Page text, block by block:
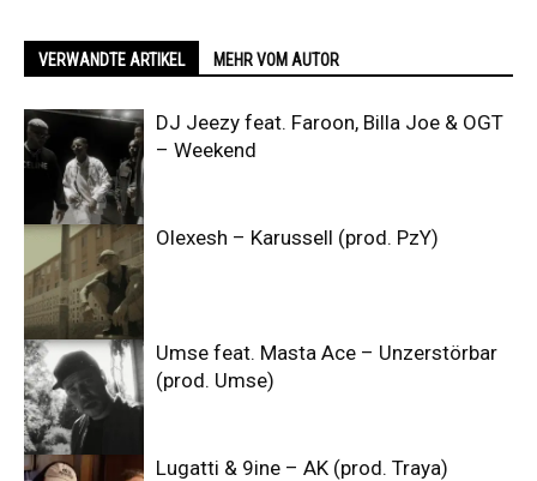
VERWANDTE ARTIKEL MEHR VOM AUTOR
DJ Jeezy feat. Faroon, Billa Joe & OGT
– Weekend
Olexesh – Karussell (prod. PzY)
Umse feat. Masta Ace – Unzerstörbar
(prod. Umse)
Lugatti & 9ine – AK (prod. Traya)